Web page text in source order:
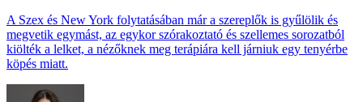
A Szex és New York folytatásában már a szereplők is gyűlölik és
megvetik egymást, az egykor szórakoztató és szellemes sorozatból
kiölték a lelket, a nézőknek meg terápiára kell járniuk egy tenyérbe
köpés miatt.